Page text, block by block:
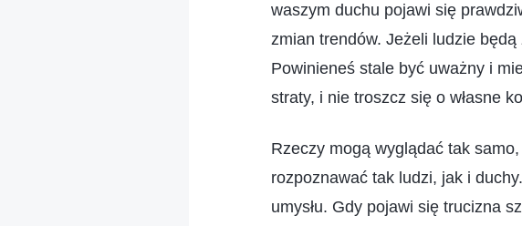
waszym duchu pojawi się
zmian trendów. Jeżeli ludzie
Powinieneś stale być uważny i
straty, i nie troszcz się o własne
Rzeczy mogą wyglądać tak
rozpoznawać tak ludzi, jak i
umysłu. Gdy pojawi się trucizna